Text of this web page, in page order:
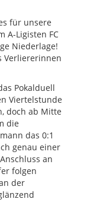
für unsere
A-Ligisten FC
Niederlage!
Verliererinnen
Pokalduell
Viertelstunde
doch ab Mitte
die
das 0:1
genau einer
an
folgen
der